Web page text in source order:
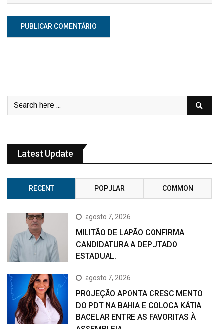
Latest Update
RECENT POPULAR COMMON
agosto 7, 2026
MILITÃO DE LAPÃO CONFIRMA
CANDIDATURA A DEPUTADO
ESTADUAL.
agosto 7, 2026
PROJEÇÃO APONTA CRESCIMENTO
DO PDT NA BAHIA E COLOCA KÁTIA
BACELAR ENTRE AS FAVORITAS À